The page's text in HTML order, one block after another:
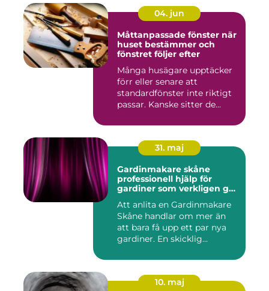
04. jun
Måttanpassade fönster när
huset bestämmer och
fönstret följer efter
Många husägare upptäcker
förr eller senare att
standardfönster inte riktigt
passar. Kanske sitter de...
31. maj
Gardinmakare skåne
professionell hjälp för
gardiner som verkligen gör
Att anlita en Gardinmakare
Skåne handlar om mer än
att bara få upp ett par nya
gardiner. En skicklig...
10. maj